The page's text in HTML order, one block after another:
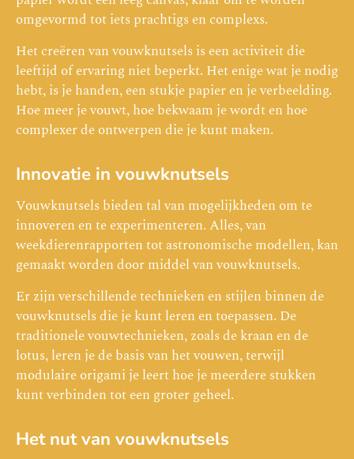
omgevormd tot iets prachtigs en complexs.
Het creëren van vouwknutsels is een activiteit die
leeftijd of ervaring niet beperkt. Het enige wat je nodig
hebt, is je handen, een stukje papier en je verbeelding.
Hoe meer je vouwt, hoe bekwaam je wordt en hoe
complexer de ontwerpen die je kunt maken.
Innovatie in vouwknutsels
Vouwknutsels bieden tal van mogelijkheden om te
innoveren en te experimenteren. Alles, van
weekdierenrapporten tot astronomische modellen, kan
gemaakt worden door middel van vouwknutsels.
Er zijn verschillende technieken en stijlen binnen de
vouwknutsels die je kunt leren en toepassen. De
traditionele vouwtechnieken, zoals de kraan en de
lotus, leren je de basis van het vouwen, terwijl
modulaire origami je leert hoe je meerdere stukken
kunt verbinden tot een groter geheel.
Het nut van vouwknutsels